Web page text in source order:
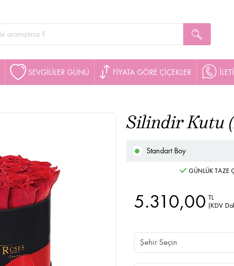
SEVGİLİLER GÜNÜ FİYATA GÖRE ÇİÇEKLER
Silindir Kutu
Standart Boy
GÜNLÜK TAZE
5.310,00 TL
(KDV